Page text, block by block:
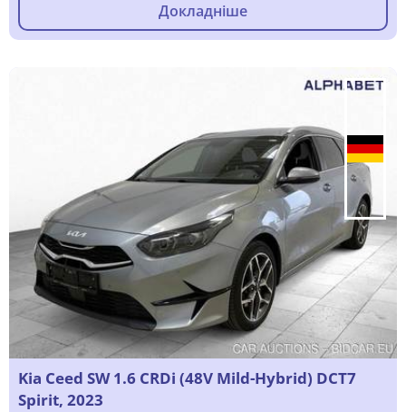
Докладніше
Kia Ceed SW 1.6 CRDi (48V Mild-Hybrid) DCT7
Spirit, 2023